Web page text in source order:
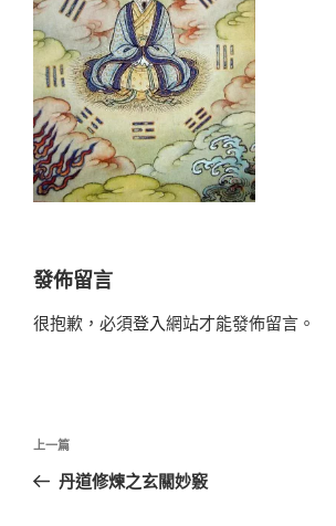
發佈留言
很抱歉，必須登入網站才能發佈留言。
文
導
上
一
上一篇
丹道修煉之玄關妙竅